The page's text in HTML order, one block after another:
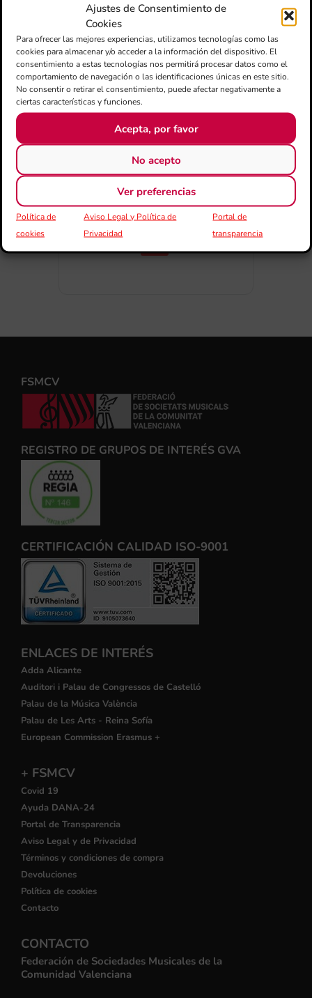
Ajustes de Consentimiento de
Cookies
Para ofrecer las mejores experiencias, utilizamos tecnologías como las
cookies para almacenar y/o acceder a la información del dispositivo. El
consentimiento a estas tecnologías nos permitirá procesar datos como el
comportamiento de navegación o las identificaciones únicas en este sitio.
No consentir o retirar el consentimiento, puede afectar negativamente a
ciertas características y funciones.
Acepta, por favor
No acepto
Ver preferencias
Política de
cookies
Aviso Legal y Política de
Privacidad
Portal de
transparencia
+ exportación iCal / Outlook
FSMCV
REGISTRO DE GRUPOS DE INTERÉS GVA
CERTIFICACIÓN CALIDAD ISO-9001
ENLACES DE INTERÉS
Adda Alicante
Auditori i Palau de Congressos de Castelló
Palau de la Música València
Palau de Les Arts - Reina Sofía
European Commission Erasmus +
+ FSMCV
Covid 19
Ayuda DANA-24
Portal de Transparencia
Aviso Legal y de Privacidad
Términos y condiciones de compra
Devoluciones
Política de cookies
Contacto
CONTACTO
Federación de Sociedades Musicales de la
Comunidad Valenciana